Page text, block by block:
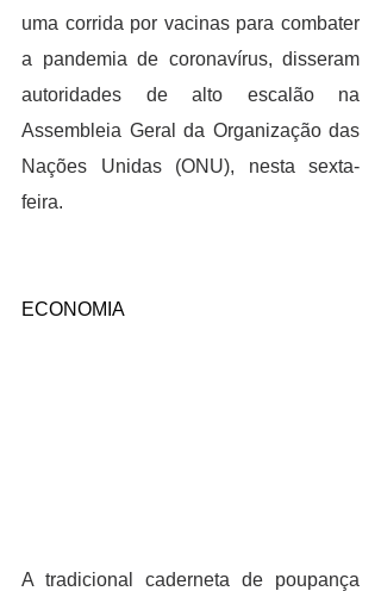
uma corrida por vacinas para combater
a pandemia de coronavírus, disseram
autoridades de alto escalão na
Assembleia Geral da Organização das
Nações Unidas (ONU), nesta sexta-
feira.
ECONOMIA
A tradicional caderneta de poupança